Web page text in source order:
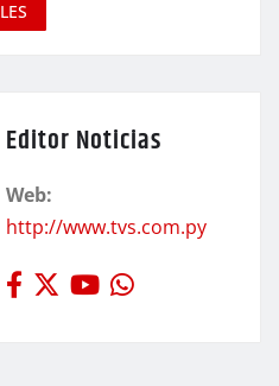
Editor Noticias
Web:
http://www.tvs.com.py